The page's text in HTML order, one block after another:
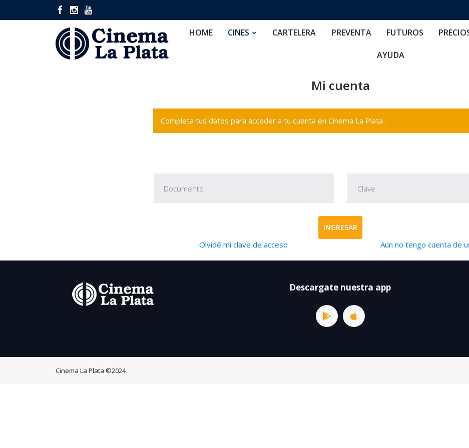
HOME CINES CARTELERA PREVENTA FUTUROS
AYUDA
Mi cuenta
Completa tus datos para acceder a tu cuenta en Cinema La Plata .
INGRESAR
Olvidé mi clave de acceso Aún no tengo cuenta de
Descargate nuestra app
Cinema La Plata ©2024